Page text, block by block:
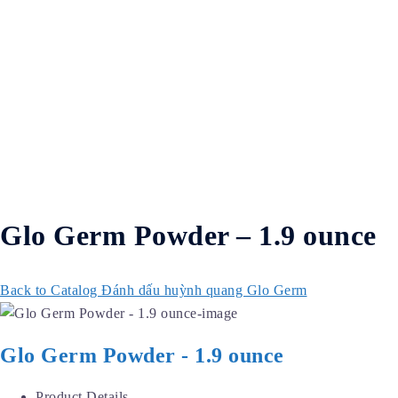
Glo Germ Powder – 1.9 ounce
Back to Catalog Đánh dấu huỳnh quang Glo Germ
Glo Germ Powder - 1.9 ounce